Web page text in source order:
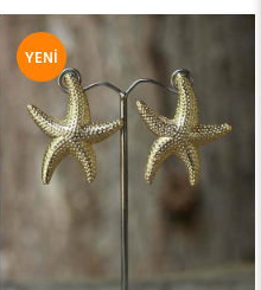
YENI
ÜRÜN